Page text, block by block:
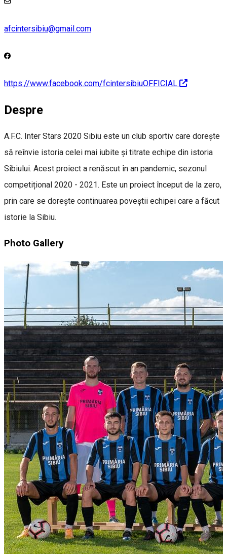
afcintersibiu@gmail.com
https://www.facebook.com/fcintersibiuOFFICIAL
Despre
A.F.C. Inter Stars 2020 Sibiu este un club sportiv care dorește
să reînvie istoria celei mai iubite și titrate echipe din istoria
Sibiului. Acest proiect a renăscut în an pandemic, sezonul
competițional 2020 - 2021. Este un proiect început de la zero,
prin care se dorește continuarea poveștii echipei care a făcut
istorie la Sibiu.
Photo Gallery